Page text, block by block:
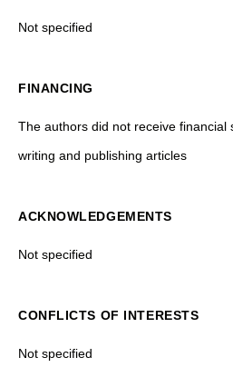
Not specified
FINANCING
The authors did not receive financial
writing and publishing articles
ACKNOWLEDGEMENTS
Not specified
CONFLICTS OF INTERESTS
Not specified